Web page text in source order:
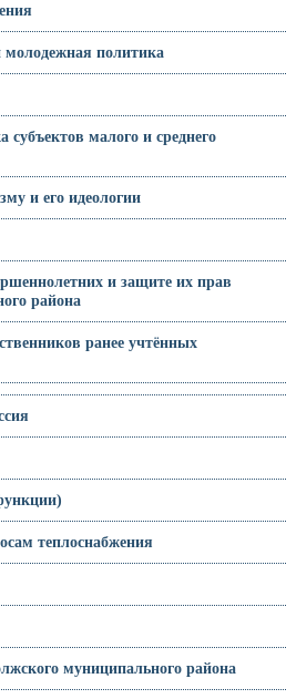
молодежная политика
малого и среднего
и его идеологии
и защите их прав
района
ранее учтённых
теплоснабжения
муниципального района